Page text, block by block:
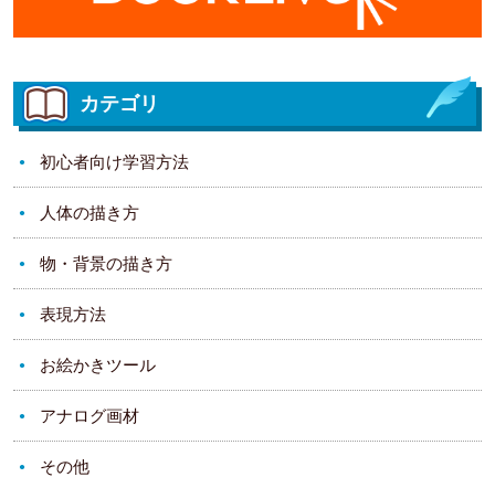
カテゴリ
初心者向け学習方法
人体の描き方
物・背景の描き方
表現方法
お絵かきツール
アナログ画材
その他